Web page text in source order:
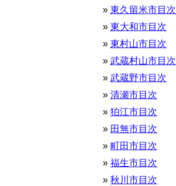
東久留米市目次
東大和市目次
東村山市目次
武蔵村山市目次
武蔵野市目次
清瀬市目次
狛江市目次
田無市目次
町田市目次
福生市目次
秋川市目次